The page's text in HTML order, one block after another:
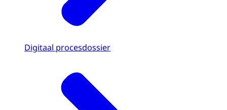
Digitaal procesdossier